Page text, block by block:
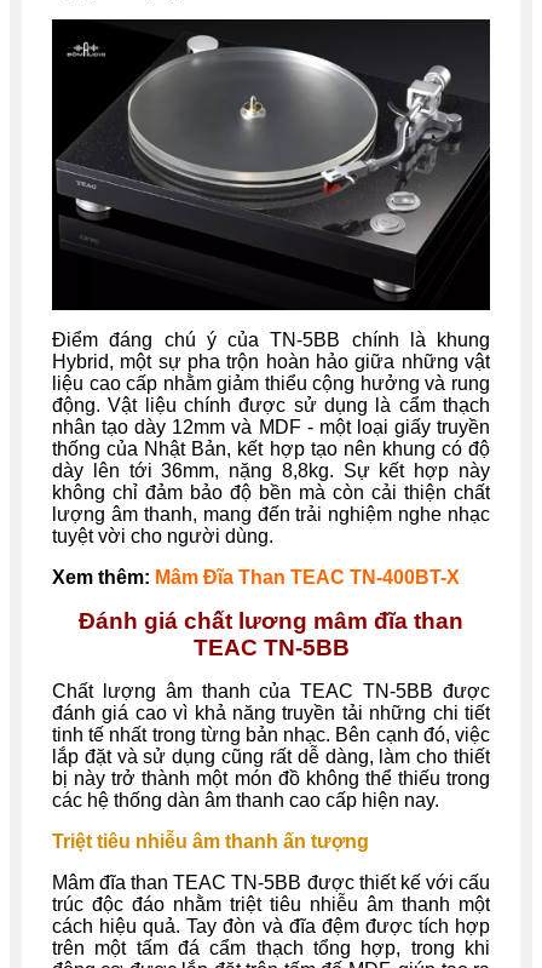
Điểm đáng chú ý của TN-5BB chính là khung
Hybrid, một sự pha trộn hoàn hảo giữa những vật
liệu cao cấp nhằm giảm thiểu cộng hưởng và rung
động. Vật liệu chính được sử dụng là cẩm thạch
nhân tạo dày 12mm và MDF - một loại giấy truyền
thống của Nhật Bản, kết hợp tạo nên khung có độ
dày lên tới 36mm, nặng 8,8kg. Sự kết hợp này
không chỉ đảm bảo độ bền mà còn cải thiện chất
lượng âm thanh, mang đến trải nghiệm nghe nhạc
tuyệt vời cho người dùng.
Xem thêm: Mâm Đĩa Than TEAC TN-400BT-X
Đánh giá chất lương mâm đĩa than
TEAC TN-5BB
Chất lượng âm thanh của TEAC TN-5BB được
đánh giá cao vì khả năng truyền tải những chi tiết
tinh tế nhất trong từng bản nhạc. Bên cạnh đó, việc
lắp đặt và sử dụng cũng rất dễ dàng, làm cho thiết
bị này trở thành một món đồ không thể thiếu trong
các hệ thống dàn âm thanh cao cấp hiện nay.
Triệt tiêu nhiễu âm thanh ấn tượng
Mâm đĩa than TEAC TN-5BB được thiết kế với cấu
trúc độc đáo nhằm triệt tiêu nhiễu âm thanh một
cách hiệu quả. Tay đòn và đĩa đệm được tích hợp
trên một tấm đá cẩm thạch tổng hợp, trong khi